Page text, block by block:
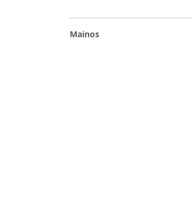
Mainos